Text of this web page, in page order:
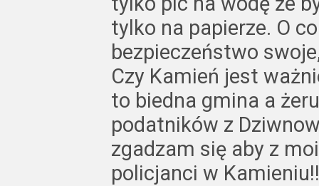
tylko na papierze. O
bezpieczeństwo
Czy Kamień jest
to biedna gmina a
podatników z
zgadzam się aby z
policjanci w